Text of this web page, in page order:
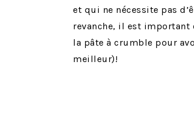
et qui ne nécessite pas
revanche, il est important
la pâte à crumble pour
meilleur)!